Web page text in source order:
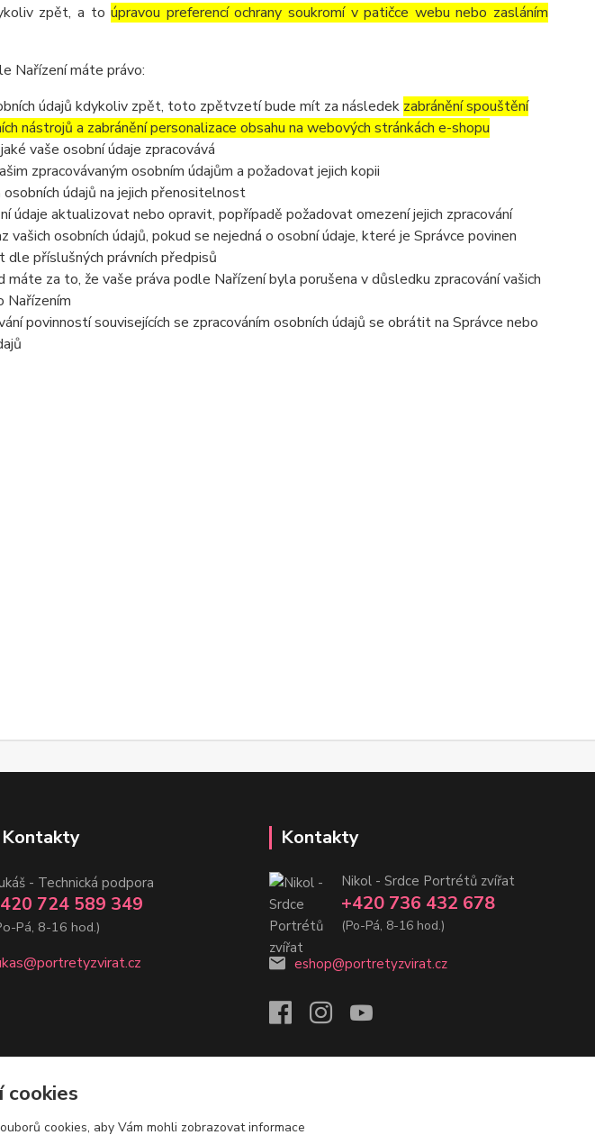
zpět, a toúpravou preferencí ochrany soukromí v patičce webu nebo zasláním
Nařízení máte právo:
údajů kdykoliv zpět, toto zpětvzetí bude mít za následek zabránění spouštění
nástrojů a zabránění personalizace obsahu na webových stránkách e-shopu
vaše osobní údaje zpracovává
zpracovávaným osobním údajům a požadovat jejich kopii
údajů na jejich přenositelnost
údaje aktualizovat nebo opravit, popřípadě požadovat omezení jejich zpracování
osobních údajů, pokud se nejedná o osobní údaje, které je Správce povinen
dle příslušných právních předpisů
máte za to, že vaše práva podle Nařízení byla porušena v důsledku zpracování vašich
Nařízením
povinností souvisejících se zpracováním osobních údajů se obrátit na Správce nebo
Kontakty
- Technická podpora
724 589 349
Pá, 8-16 hod.)
Kontakty
Nikol - Srdce Portrétů zvířat
+420 736 432 678
(Po-Pá, 8-16 hod.)
eshop@portretyzvirat.cz
cookies
cookies, aby Vám mohli zobrazovat informace